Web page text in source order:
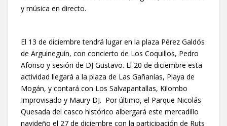
y música en directo.
El 13 de diciembre tendrá lugar en la plaza Pérez Galdós
de Arguineguín, con concierto de Los Coquillos, Pedro
Afonso y sesión de DJ Gustavo. El 20 de diciembre esta
actividad llegará a la plaza de Las Gañanías, Playa de
Mogán, y contará con Los Salvapantallas, Kilombo
Improvisado y Maury DJ. Por último, el Parque Nicolás
Quesada del casco histórico albergará este mercadillo
navideño el 27 de diciembre con la participación de Ruts